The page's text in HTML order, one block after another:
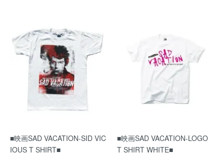
■映画SAD VACATION-SID VIC
IOUS T SHIRT■
■映画SAD VACATION-LOGO
T SHIRT WHITE■